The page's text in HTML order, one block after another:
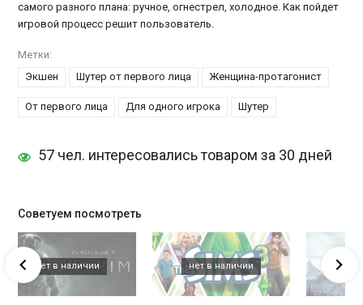
самого разного плана: ручное, огнестрел, холодное. Как пойдет
игровой процесс решит пользователь.
Метки:
Экшен
Шутер от первого лица Женщина-протагонист
От первого лица Для одного игрока Шутер
57 чел. интересовались товаром за 30 дней
Советуем посмотреть